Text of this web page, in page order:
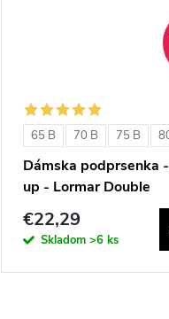
65 B 70 B 75 B
Dámska podprsenka
up - Lormar Double
€22,29
Skladom >6 ks